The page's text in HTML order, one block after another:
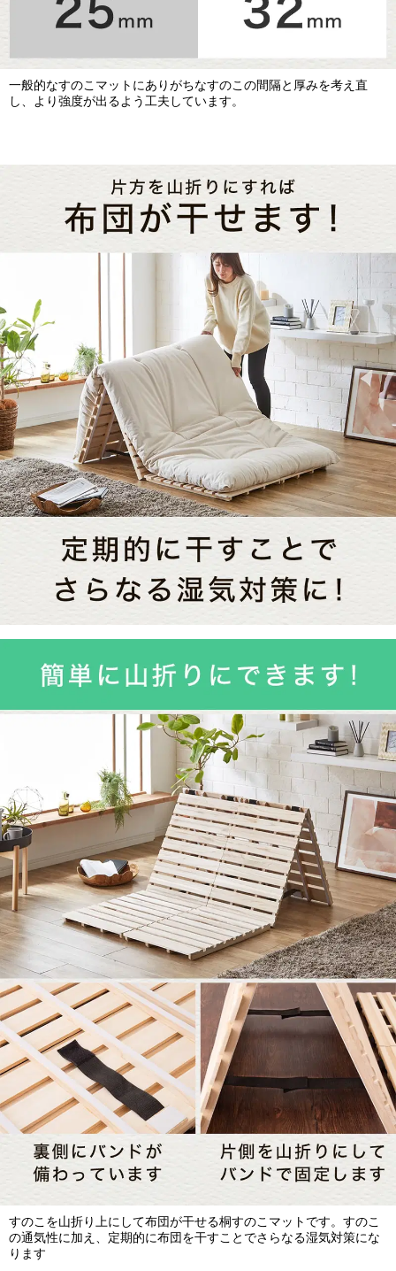
一般的なすのこマットにありがちなすのこの間隔と厚みを考え直
し、より強度が出るよう工夫しています。
すのこを山折り上にして布団が干せる桐すのこマットです。すのこ
の通気性に加え、定期的に布団を干すことでさらなる湿気対策にな
ります